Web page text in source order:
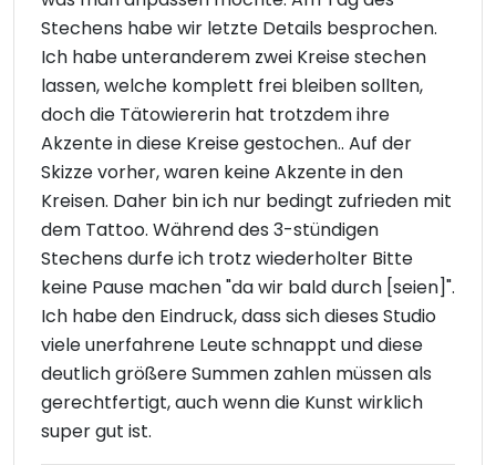
Stechens habe wir letzte Details besprochen.
Ich habe unteranderem zwei Kreise stechen
lassen, welche komplett frei bleiben sollten,
doch die Tätowiererin hat trotzdem ihre
Akzente in diese Kreise gestochen.. Auf der
Skizze vorher, waren keine Akzente in den
Kreisen. Daher bin ich nur bedingt zufrieden mit
dem Tattoo. Während des 3-stündigen
Stechens durfe ich trotz wiederholter Bitte
keine Pause machen "da wir bald durch [seien]".
Ich habe den Eindruck, dass sich dieses Studio
viele unerfahrene Leute schnappt und diese
deutlich größere Summen zahlen müssen als
gerechtfertigt, auch wenn die Kunst wirklich
super gut ist.